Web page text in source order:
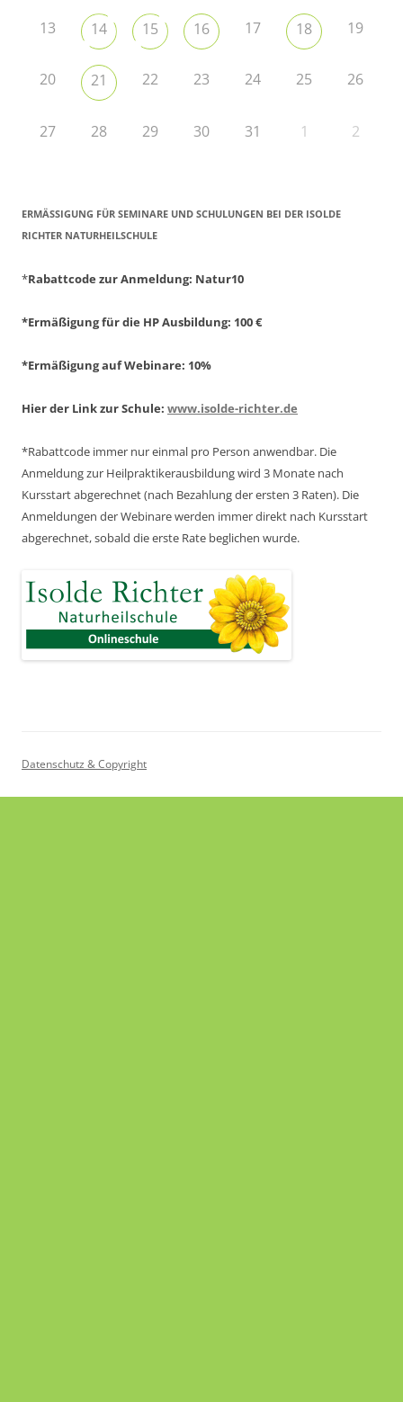
13 14 15 16 17 18 19
20 21 22 23 24 25 26
27 28 29 30 31 1 2
ERMÄSSIGUNG FÜR SEMINARE UND SCHULUNGEN BEI DER ISOLDE R
ICHTER NATURHEILSCHULE
*Rabattcode zur Anmeldung: Natur10
*Ermäßigung für die HP Ausbildung: 100 €
*Ermäßigung auf Webinare: 10%
Hier der Link zur Schule: www.isolde-richter.de
*Rabattcode immer nur einmal pro Person anwendbar. Die
Anmeldung zur Heilpraktikerausbildung wird 3 Monate nach
Kursstart abgerechnet(nach Bezahlung der ersten 3 Raten). Die
Anmeldungen der Webinare werden immer direkt nach Kursstart
abgerechnet,sobald die erste Rate beglichen wurde.
Datenschutz & Copyright